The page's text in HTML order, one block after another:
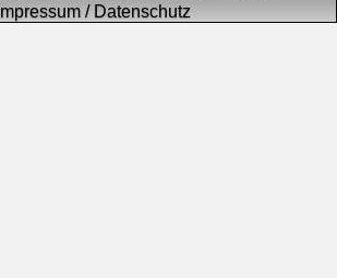
Impressum / Datenschutz